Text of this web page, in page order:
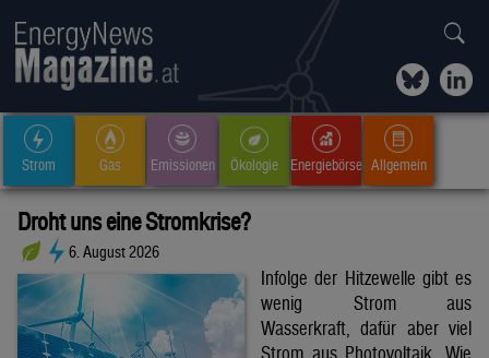
Strom Gas Emissionen Ökologie Energiebörse Allgemein
Droht uns eine Stromkrise?
6. August 2026
Infolge der Hitzewelle gibt es
wenig Strom aus
Wasserkraft, dafür aber viel